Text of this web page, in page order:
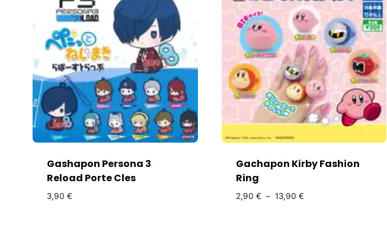
Gashapon Persona 3
Reload Porte Cles
3,90 €
Gachapon Kirby Fashion
Ring
2,90 € – 13,90 €